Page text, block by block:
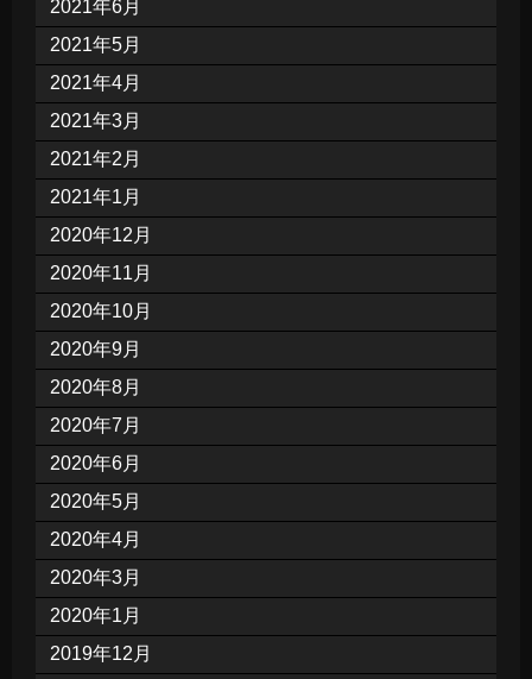
2021年6月
2021年5月
2021年4月
2021年3月
2021年2月
2021年1月
2020年12月
2020年11月
2020年10月
2020年9月
2020年8月
2020年7月
2020年6月
2020年5月
2020年4月
2020年3月
2020年1月
2019年12月